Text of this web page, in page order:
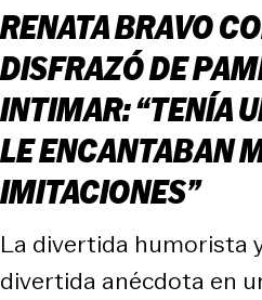
RENATA BRAVO
DISFRAZÓ DE
INTIMAR: “TENÍA
LE ENCANTABAN
IMITACIONES”
La divertida humorista
divertida anécdota en